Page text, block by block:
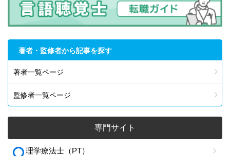
著者・監修者から記事を探す
著者一覧ページ
監修者一覧ページ
専門サイト
理学療法士（PT）